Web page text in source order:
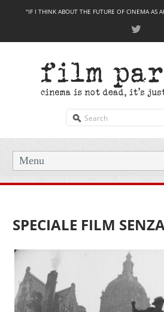
"IF I THINK ABOUT THE FUTURE OF CINEMA AS
Menu
SPECIALE FILM